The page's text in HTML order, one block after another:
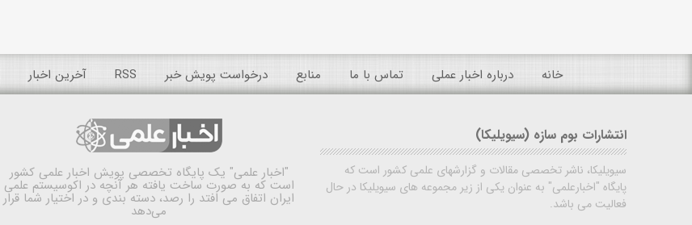
خانه درباره اخبار عملی تماس با ما منابع درخواست پویش خبر RSS آخرین اخبار
انتشارات بوم سازه (سیویلیکا)
سیویلیکا، ناشر تخصصی مقالات و گزارشهای علمی کشور است که
پایگاه "اخبارعلمی" به عنوان یکی از زیر مجموعه های سیویلیکا در حال
فعالیت می باشد.
"اخبار علمی" یک پایگاه تخصصی پویش اخبار علمی کشور
است که به صورت ساخت یافته هر آنچه در اکوسیستم علمی
ایران اتفاق می افتد را رصد، دسته بندی و در اختیار شما قرار
می‌دهد